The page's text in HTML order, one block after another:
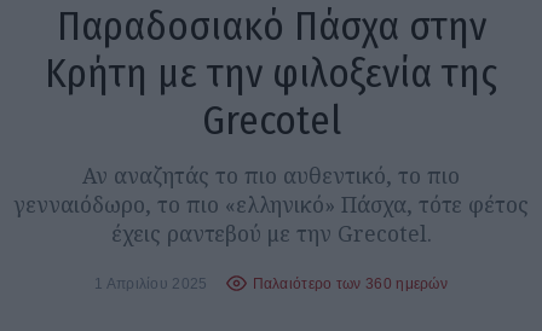
Παραδοσιακό Πάσχα στην
Κρήτη με την φιλοξενία της
Grecotel
Αν αναζητάς το πιο αυθεντικό, το πιο
γενναιόδωρο, το πιο «ελληνικό» Πάσχα, τότε φέτος
έχεις ραντεβού με την Grecotel.
1 Απριλίου 2025 Παλαιότερο των 360 ημερών